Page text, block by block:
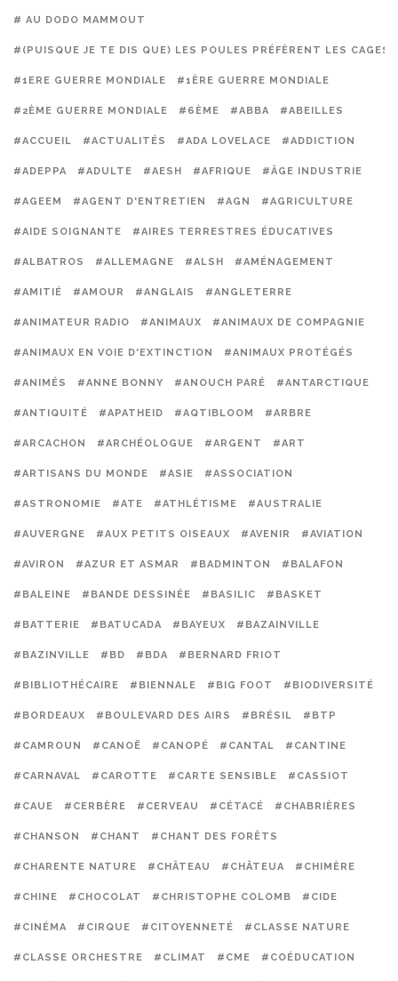
# AU DODO MAMMOUT
#(PUISQUE JE TE DIS QUE) LES POULES PRÉFÈRENT LES CAGES
#1ERE GUERRE MONDIALE #1ÈRE GUERRE MONDIALE
#2ÈME GUERRE MONDIALE #6ÈME #ABBA #ABEILLES
#ACCUEIL #ACTUALITÉS #ADA LOVELACE #ADDICTION
#ADEPPA #ADULTE #AESH #AFRIQUE #ÂGE INDUSTRIE
#AGEEM #AGENT D'ENTRETIEN #AGN #AGRICULTURE
#AIDE SOIGNANTE #AIRES TERRESTRES ÉDUCATIVES
#ALBATROS #ALLEMAGNE #ALSH #AMÉNAGEMENT
#AMITIÉ #AMOUR #ANGLAIS #ANGLETERRE
#ANIMATEUR RADIO #ANIMAUX #ANIMAUX DE COMPAGNIE
#ANIMAUX EN VOIE D'EXTINCTION #ANIMAUX PROTÉGÉS
#ANIMÉS #ANNE BONNY #ANOUCH PARÉ #ANTARCTIQUE
#ANTIQUITÉ #APATHEID #AQTIBLOOM #ARBRE
#ARCACHON #ARCHÉOLOGUE #ARGENT #ART
#ARTISANS DU MONDE #ASIE #ASSOCIATION
#ASTRONOMIE #ATE #ATHLÉTISME #AUSTRALIE
#AUVERGNE #AUX PETITS OISEAUX #AVENIR #AVIATION
#AVIRON #AZUR ET ASMAR #BADMINTON #BALAFON
#BALEINE #BANDE DESSINÉE #BASILIC #BASKET
#BATTERIE #BATUCADA #BAYEUX #BAZAINVILLE
#BAZINVILLE #BD #BDA #BERNARD FRIOT
#BIBLIOTHÉCAIRE #BIENNALE #BIG FOOT #BIODIVERSITÉ
#BORDEAUX #BOULEVARD DES AIRS #BRÉSIL #BTP
#CAMROUN #CANOË #CANOPÉ #CANTAL #CANTINE
#CARNAVAL #CAROTTE #CARTE SENSIBLE #CASSIOT
#CAUE #CERBÈRE #CERVEAU #CÉTACÉ #CHABRIÈRES
#CHANSON #CHANT #CHANT DES FORÊTS
#CHARENTE NATURE #CHÂTEAU #CHÂTEUA #CHIMÈRE
#CHINE #CHOCOLAT #CHRISTOPHE COLOMB #CIDE
#CINÉMA #CIRQUE #CITOYENNETÉ #CLASSE NATURE
#CLASSE ORCHESTRE #CLIMAT #CME #COÉDUCATION